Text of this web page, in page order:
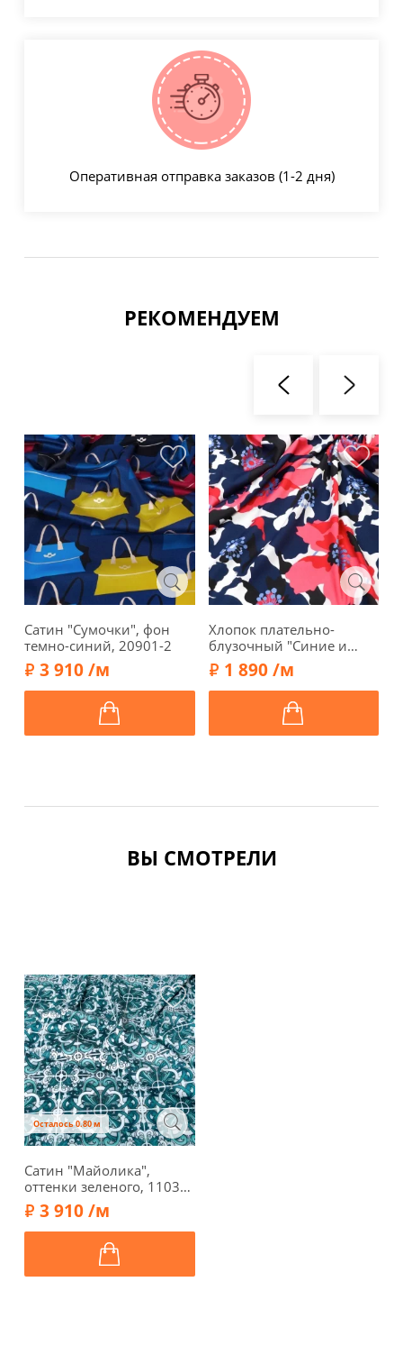
Оперативная отправка заказов (1-2 дня)
РЕКОМЕНДУЕМ
Сатин "Сумочки", фон
темно-синий, 20901-2
3 910 /м
Хлопок плательно-
блузочный "Синие и
коралловые цветы", фон
молочный, 1062426
1 890 /м
ВЫ СМОТРЕЛИ
Осталось 0.80 м
Сатин "Майолика",
оттенки зеленого, 11035-
2 3 910 /м